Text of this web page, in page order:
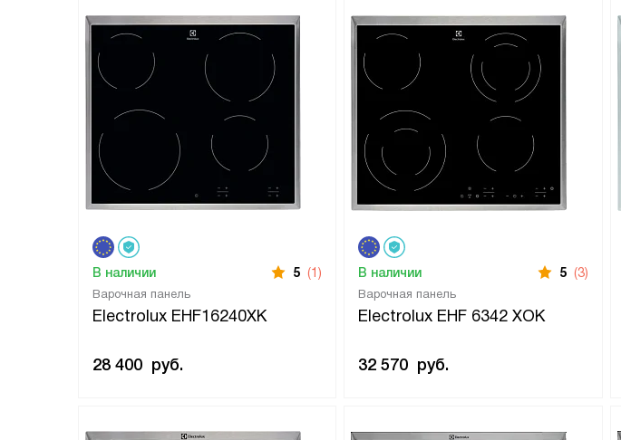
Варочная панель
Electrolux EHF16240XK
В наличии 5 (1)
28 400 руб.
Варочная панель
Electrolux EHF 6342 XOK
В наличии 5 (3)
32 570 руб.